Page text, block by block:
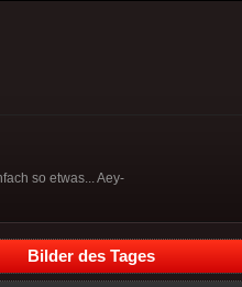
so etwas... Aey-
Bilder des Tages